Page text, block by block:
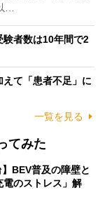
…
験者数は10年間で2
えて「患者不足」に
一覧を見る
てみた
BEV普及の障壁と
のストレス」解